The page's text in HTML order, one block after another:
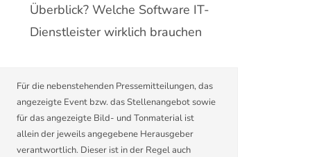
Überblick? Welche Software IT-
Dienstleister wirklich brauchen
Für die nebenstehenden Pressemitteilungen, das
angezeigte Event bzw. das Stellenangebot sowie
für das angezeigte Bild- und Tonmaterial ist
allein der jeweils angegebene Herausgeber
verantwortlich. Dieser ist in der Regel auch